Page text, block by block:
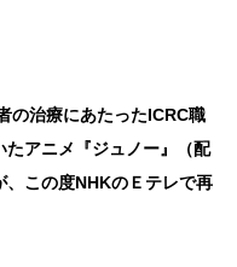
の治療にあたったICRC職
たアニメ『ジュノー』（配
この度NHKのＥテレで再